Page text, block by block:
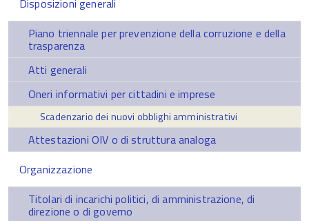
Disposizioni generali
Piano triennale per prevenzione della corruzione e della
trasparenza
Atti generali
Oneri informativi per cittadini e imprese
Scadenzario dei nuovi obblighi amministrativi
Attestazioni OIV o di struttura analoga
Organizzazione
Titolari di incarichi politici, di amministrazione, di
direzione o di governo